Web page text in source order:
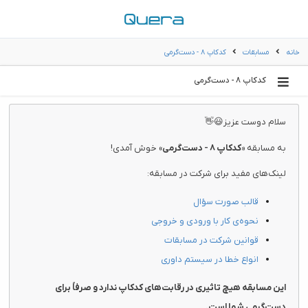
خانه مسابقات کدکاپ ۸ - دست‌گرمی
کدکاپ ۸ - دست‌گرمی
سلام دوست عزیز😃👋
به مسابقه «کدکاپ ۸ - دست‌گرمی » خوش آمدی!
لینک‌های مفید برای شرکت در مسابقه:
قالب صورت سؤال
نحوه‌ی کار با ورودی و خروجی
قوانین شرکت در مسابقات
انواع خطا در سیستم داوری
این مسابقه هیچ تاثیری در رقابت‌های کدکاپ ندارد و صرفاً برای